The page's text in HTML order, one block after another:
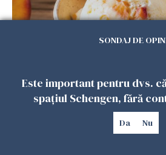
Înghețata de casă cu
cucerește vara. Rețeta fără
câteva ingrediente
SONDAJ DE
Este important pentru dvs.
spațiul Schengen, fără
Da Nu